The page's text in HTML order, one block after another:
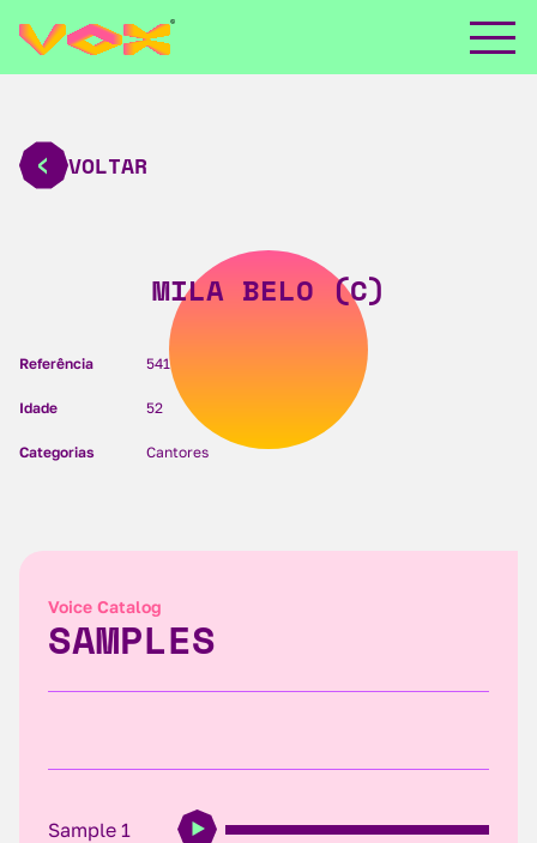
VOLTAR
MILA BELO (C)
Referência 541
Idade 52
Categorias Cantores
Voice Catalog
SAMPLES
Sample 1